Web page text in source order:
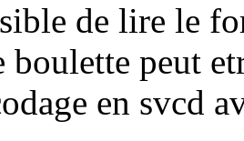
de lire le
boulette peut
en svcd